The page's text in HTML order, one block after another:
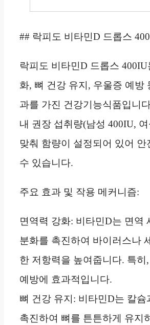
## 락피도 비타민D 드롭스
락피도 비타민D 드롭스
화, 뼈 건강 유지, 우울증 예방
과를 가진 건강기능식품입니
내 권장 섭취량(남성 400IU, 여
맞춰 함량이 설정되어 있어 안
수 있습니다.
주요 효과 및 작용 메커니즘:
면역력 강화: 비타민D는 면역
분화를 촉진하여 바이러스나
한 저항력을 높여줍니다. 특히,
예방에 효과적입니다.
뼈 건강 유지: 비타민D는 칼슘
촉진하여 뼈를 튼튼하게 유지